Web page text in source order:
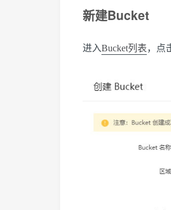
新建Bucket
进入Bucket列表，点